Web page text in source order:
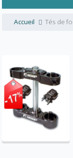
Accueil Tés de